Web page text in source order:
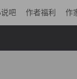
吧 作者福利 作